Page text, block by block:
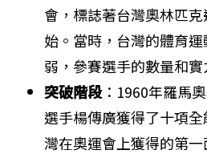
會，標誌著台灣奧林匹
始。當時，台灣的體育
弱，參賽選手的數量和實
突破階段：1960年羅馬
選手楊傳廣獲得了十項
灣在奧運會上獲得的第